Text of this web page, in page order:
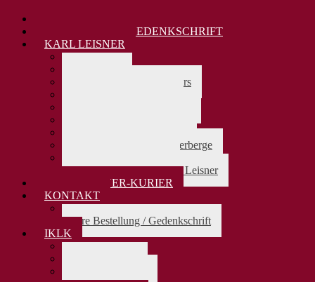
KARL LEISNER GEDENKSCHRIFT
KARL LEISNER
> zurück
Lebensdaten Karl Leisners
Karl Leisner u.d Pilgerherberge
Die Bedeutung von Karl Leisner
KARL-LEISNER-KURIER
KONTAKT
> zurück
Ihre Bestellung / Gedenkschrift
IKLK
> zurück